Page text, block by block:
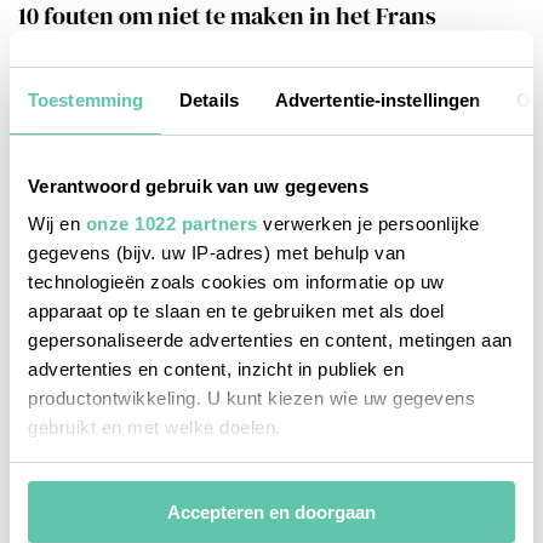
Toestemming Details Advertentie-instellingen
Verantwoord gebruik van uw gegevens
Wij en onze 1022 partners verwerken je persoonlijke
gegevens (bijv. uw IP-adres) met behulp van
technologieën zoals cookies om informatie op uw
apparaat op te slaan en te gebruiken met als doel
gepersonaliseerde advertenties en content, metingen aan
advertenties en content, inzicht in publiek en
productontwikkeling. U kunt kiezen wie uw gegevens
gebruikt en met welke doelen.
Als u het toestaat, willen we ook graag:
Informatie verzamelen over uw geografische
Accepteren en doorgaan
10 fouten om niet te maken in het Frans